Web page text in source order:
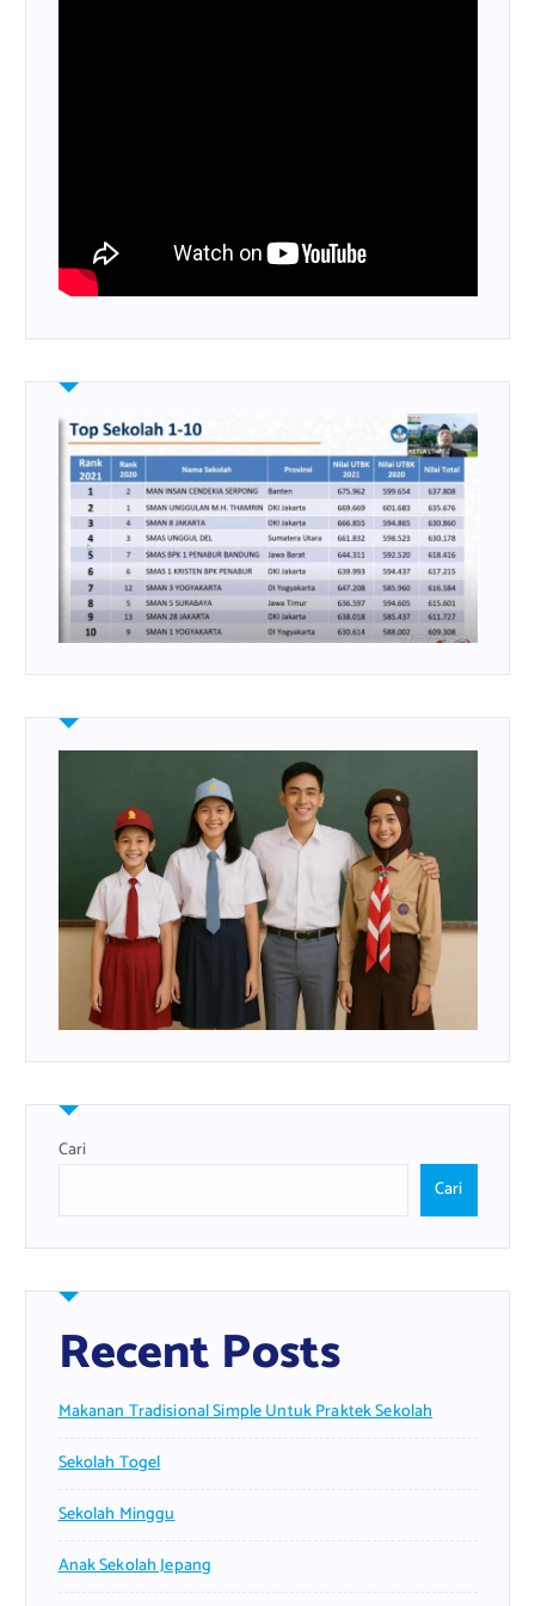
Cari
Cari
Recent Posts
Makanan Tradisional Simple Untuk Praktek Sekolah
Sekolah Togel
Sekolah Minggu
Anak Sekolah Jepang